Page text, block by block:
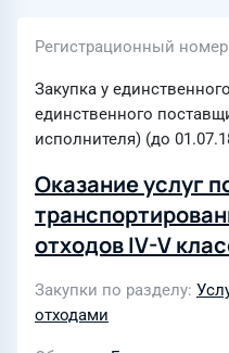
Регистрационный номер
Закупка у
единственного
исполнителя) (до
Оказание услуг
отходов IV-V
объектов ООО
расположенных
Закупки по разделу
отходами